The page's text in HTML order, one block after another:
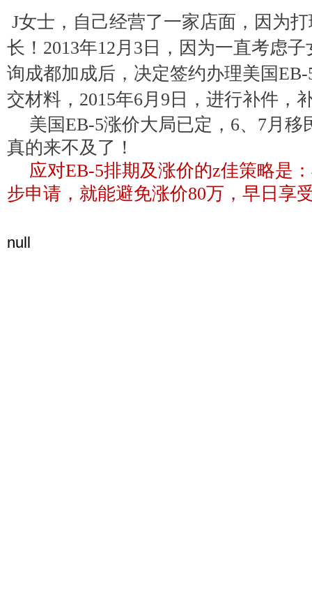
J女士，自己经营了一家店面，因为
长！2013年12月3日，因为一直考虑
询成都加成后，决定签约办理美国
交材料，2015年6月9日，进行补件，
美国EB-5涨价大局已定，6、7月
真的来不及了！
应对EB-5排期及涨价的z佳策略是
步申请，就能避免涨价80万，早日享
null